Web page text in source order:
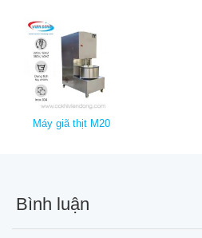
Máy giã thịt M20
Bình luận